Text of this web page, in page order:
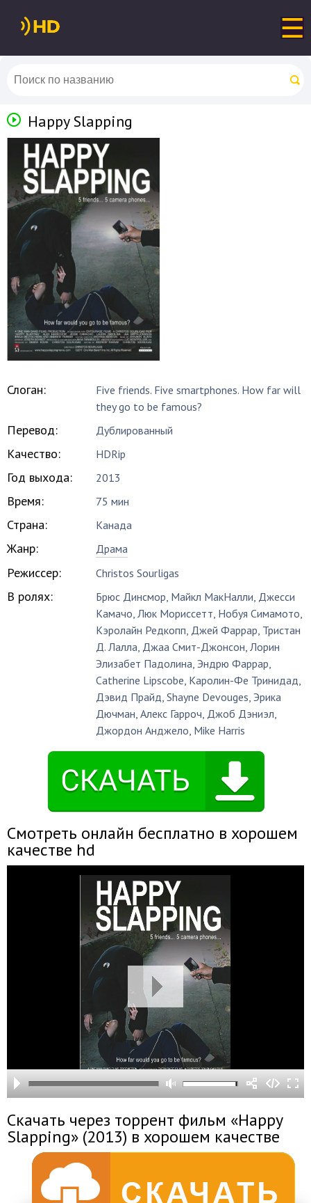
Happy Slapping
Слоган:
Five friends. Five smartphones. How far will
they go to be famous?
Перевод: Дублированный
Качество: HDRip
Год выхода: 2013
Время: 75 мин
Страна: Канада
Жанр: Драма
Режиссер: Christos Sourligas
В ролях: Брюс Динсмор, Майкл МакНалли, Джесси
Камачо,Люк Мориссетт, Нобуя Симамото,
Кэролайн Редкопп, Джей Фаррар, Тристан
Д. Лалла, Джаа Смит-Джонсон,Лорин
Элизабет Падолина,Эндрю Фаррар,
Catherine Lipscobe, Каролин-Фе Тринидад,
Дэвид Прайд,Shayne Devouges,Эрика
Дючман,Алекс Гарроч, Джоб Дэниэл,
Джордон Анджело, Mike Harris
Смотреть онлайн бесплатно в хорошем
качестве hd
Скачать через торрент фильм «Happy
Slapping» (2013) в хорошем качестве